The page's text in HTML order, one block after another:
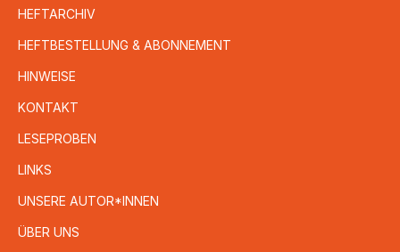
HEFTARCHIV
HEFTBESTELLUNG & ABONNEMENT
HINWEISE
KONTAKT
LESEPROBEN
LINKS
UNSERE AUTOR*INNEN
ÜBER UNS